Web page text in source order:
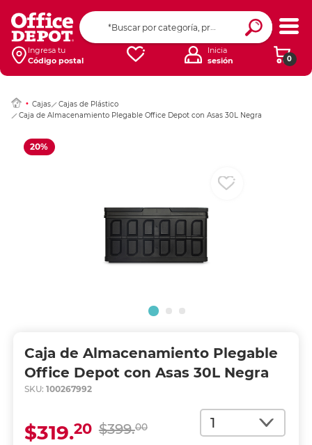
Ingresa tu
Código postal
0
Inicia
sesión
Cajas
Cajas de Plástico
Caja de Almacenamiento Plegable Office Depot con Asas 30L Negra
20%
Caja de Almacenamiento Plegable
Office Depot con Asas 30L Negra
SKU: 100267992
Cantidad
$399.00
$319.20
Ingresar Codigo